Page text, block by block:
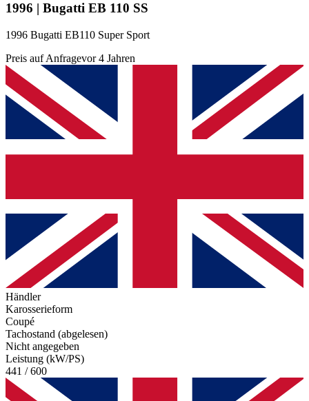
1996 | Bugatti EB 110 SS
1996 Bugatti EB110 Super Sport
Preis auf Anfragevor 4 Jahren
Händler
Karosserieform
Coupé
Tachostand (abgelesen)
Nicht angegeben
Leistung (kW/PS)
441 / 600